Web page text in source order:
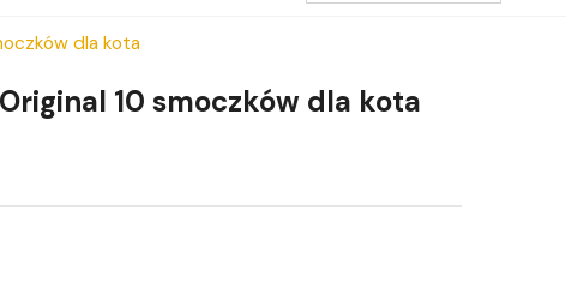
dla kota
10 smoczków dla kota